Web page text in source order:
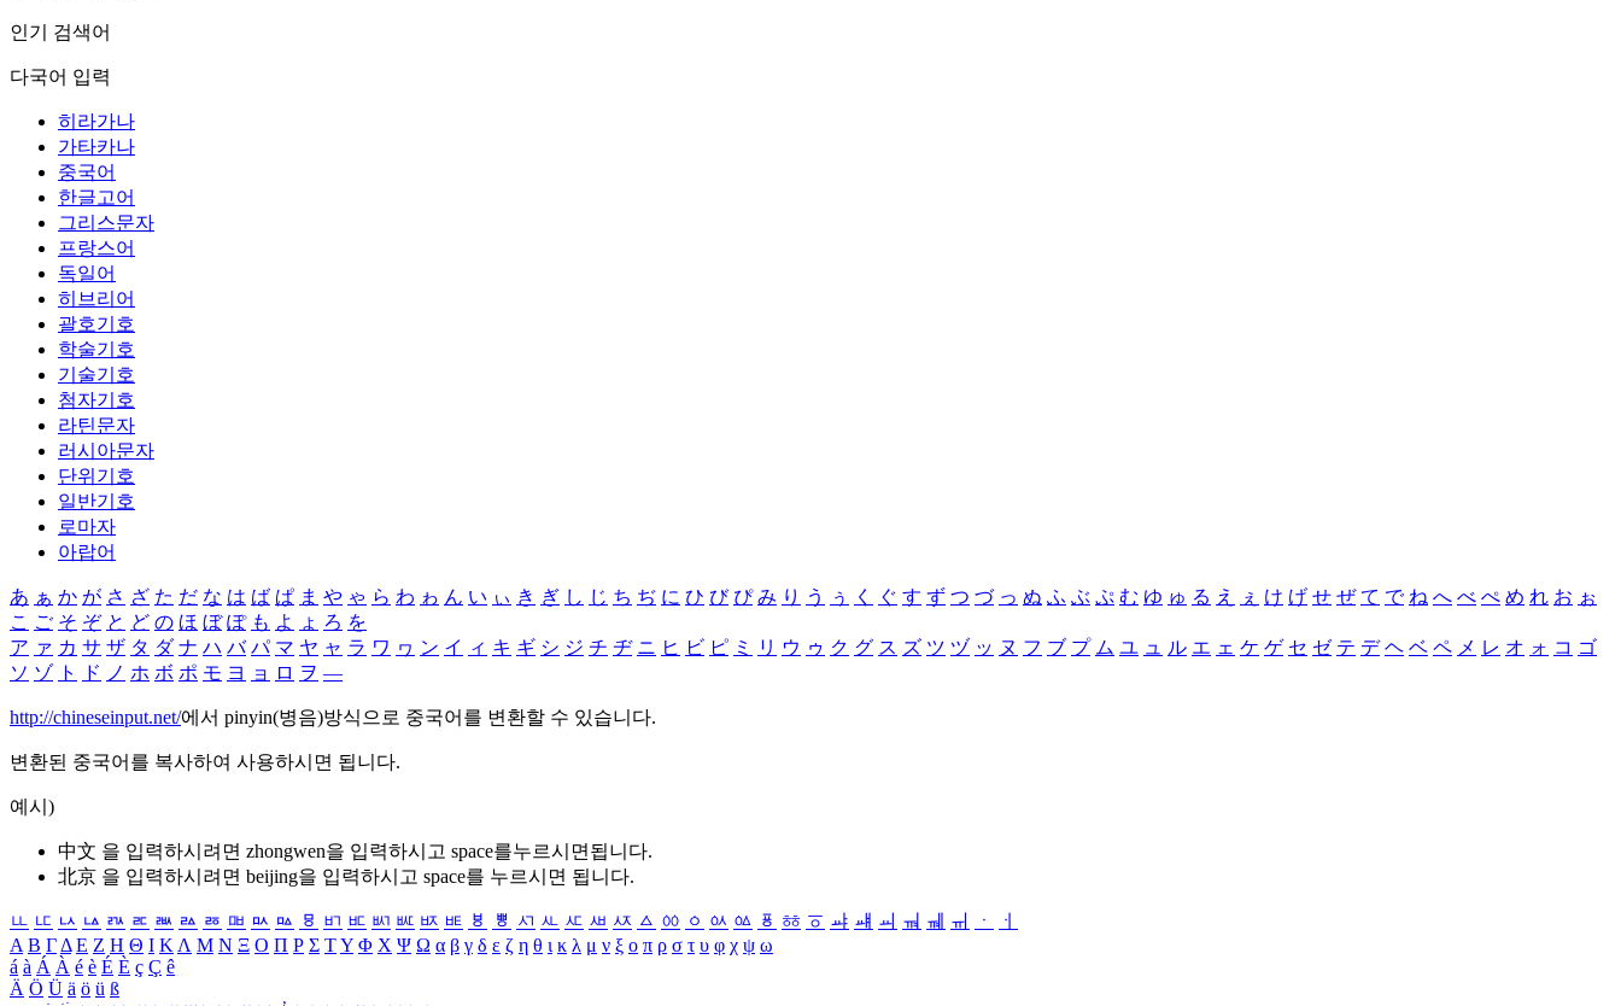
인기 검색어
다국어 입력
히라가나
가타카나
중국어
한글고어
그리스문자
프랑스어
독일어
히브리어
괄호기호
학술기호
기술기호
첨자기호
라틴문자
러시아문자
단위기호
일반기호
로마자
아랍어
あ ぁ か が さ ざ た だ な は ば ぱ ま や ゃ ら わ ゎ ん い ぃ き ぎ し じ ち ぢ に ひ び ぴ み り う ぅ く ぐ す ず つ づ っ ぬ ふ ぶ ぷ む ゆ ゅ る え ぇ け げ せ ぜ て で ね へ べ ぺ め れ お ぉ
こ ご そ ぞ と ど の ほ ぼ ぽ も よ ょ ろ を
ア ァ カ サ ザ タ ダ ナ ハ バ パ マ ヤ ャ ラ ワ ヮ ン イ ィ キ ギ シ ジ チ ヂ ニ ヒ ビ ピ ミ リ ウ ゥ ク グ ス ズ ツ ヅ ッ ヌ フ ブ プ ム ユ ュ ル エ ェ ケ ゲ セ ゼ テ デ ヘ ベ ペ メ レ オ ォ コ ゴ
ソ ゾ ト ド ノ ホ ボ ポ モ ヨ ョ ロ ヲ ―
http://chineseinput.net/에서 pinyin(병음)방식으로 중국어를 변환할 수 있습니다.
변환된 중국어를 복사하여 사용하시면 됩니다.
예시)
中文 을 입력하시려면 zhongwen을 입력하시고 space를누르시면됩니다.
北京 을 입력하시려면 beijing을 입력하시고 space를 누르시면 됩니다.
ㅥ ㅦ ㅧ ㅨ ㅩ ㅪ ㅫ ㅬ ㅭ ㅮ ㅯ ㅰ ㅱ ㅲ ㅳ ㅴ ㅵ ㅶ ㅷ ㅸ ㅹ ㅺ ㅻ ㅼ ㅽ ㅾ ㅿ ㆀ ㆁ ㆂ ㆃ ㆄ ㆅ ㆆ ㆇ ㆈ ㆉ ㆊ ㆋ ㆌ ㆍ
ㆎ
Α Β ΓΔ Ε Ζ Η Θ Ι ΚΛ Μ Ν Ξ Ο Π Ρ Σ ΤΥ Φ Χ Ψ Ω α β γ δ ε ζ η θ ι κ λ μ ν ξ ο π ρ σ τ υ φ χ ψ ω
á à Á À é è É È ç Ç ê
Ä Ö Ü ä ö ü ß